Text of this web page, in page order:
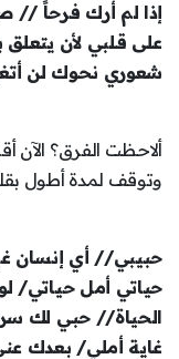
إذا لم أرك فرحاً //
على قلبي لأن يتعلق
شعوري نحوك لن
ألاحظت الفرق؟ الآن
وتوقف لمدة أطول
حبيبي// أي إنسان
حياتي أمل حياتي/
الحياة// حبي لك
غاية أملي/ بعدك